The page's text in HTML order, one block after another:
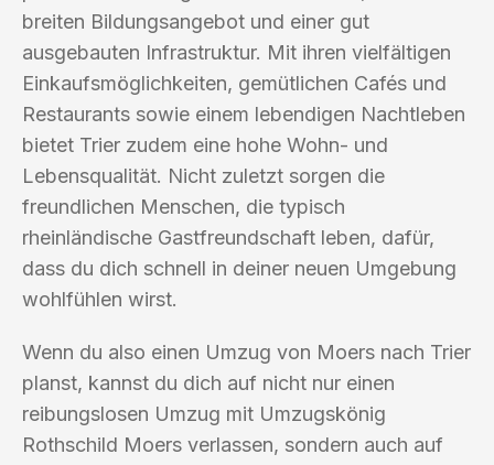
breiten Bildungsangebot und einer gut
ausgebauten Infrastruktur. Mit ihren vielfältigen
Einkaufsmöglichkeiten, gemütlichen Cafés und
Restaurants sowie einem lebendigen Nachtleben
bietet Trier zudem eine hohe Wohn- und
Lebensqualität. Nicht zuletzt sorgen die
freundlichen Menschen, die typisch
rheinländische Gastfreundschaft leben, dafür,
dass du dich schnell in deiner neuen Umgebung
wohlfühlen wirst.
Wenn du also einen Umzug von Moers nach Trier
planst, kannst du dich auf nicht nur einen
reibungslosen Umzug mit Umzugskönig
Rothschild Moers verlassen, sondern auch auf